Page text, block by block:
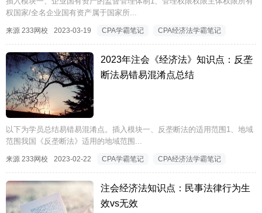
权国家/全名企业国有资产属于国家所...
来源 233网校 2023-03-19 CPA学霸笔记 CPA经济法学霸笔记
2023年注会《经济法》知识点：反垄
断法易错易混淆点总结
以下为学员总结易错易混淆点。插入模块一、反垄断法的适用范围1、地域
范围我国《反垄断法》适用的地域范围...
来源 233网校 2023-02-22 CPA学霸笔记 CPA经济法学霸笔记
注会经济法知识点：民事法律行为生
效vs无效